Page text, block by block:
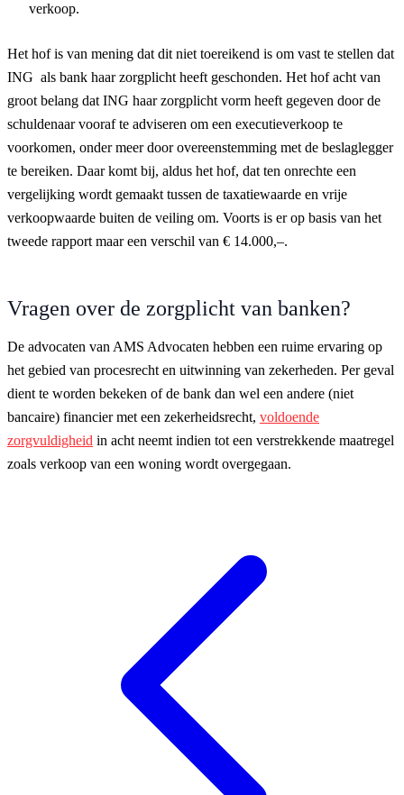
verkoop.
Het hof is van mening dat dit niet toereikend is om vast te stellen dat
ING als bank haar zorgplicht heeft geschonden. Het hof acht van
groot belang dat ING haar zorgplicht vorm heeft gegeven door de
schuldenaar vooraf te adviseren om een executieverkoop te
voorkomen, onder meer door overeenstemming met de beslaglegger
te bereiken. Daar komt bij, aldus het hof, dat ten onrechte een
vergelijking wordt gemaakt tussen de taxatiewaarde en vrije
verkoopwaarde buiten de veiling om. Voorts is er op basis van het
tweede rapport maar een verschil van € 14.000,–.
Vragen over de zorgplicht van banken?
De advocaten van AMS Advocaten hebben een ruime ervaring op
het gebied van procesrecht en uitwinning van zekerheden. Per geval
dient te worden bekeken of de bank dan wel een andere (niet
bancaire) financier met een zekerheidsrecht, voldoende
zorgvuldigheid in acht neemt indien tot een verstrekkende maatregel
zoals verkoop van een woning wordt overgegaan.